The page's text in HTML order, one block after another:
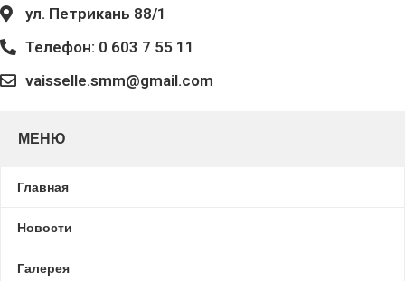
ул. Петрикань 88/1
Телефон: 0 603 7 55 11
vaisselle.smm@gmail.com
МЕНЮ
Главная
Новости
Галерея